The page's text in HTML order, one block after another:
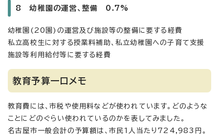
8 幼稚園の運営、整備 0.7%
幼稚園(20園)の運営及び施設等の整備に要する経費
私立高校生に対する授業料補助、私立幼稚園への子育て支援
施設等利用給付等に要する経費
教育予算一口メモ
教育費には、市税や使用料などが使われています。どのような
ことにどのぐらい使われているのかを表してみました。
名古屋市一般会計の予算額は、市民1人当たり724,983円。